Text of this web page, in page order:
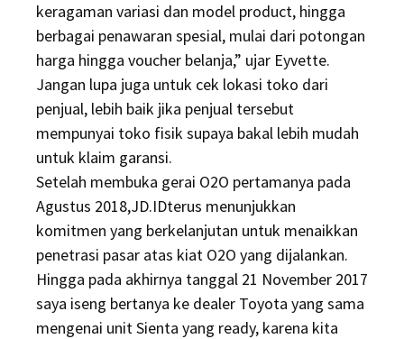
keragaman variasi dan model product, hingga
berbagai penawaran spesial, mulai dari potongan
harga hingga voucher belanja,” ujar Eyvette.
Jangan lupa juga untuk cek lokasi toko dari
penjual, lebih baik jika penjual tersebut
mempunyai toko fisik supaya bakal lebih mudah
untuk klaim garansi.
Setelah membuka gerai O2O pertamanya pada
Agustus 2018,JD.IDterus menunjukkan
komitmen yang berkelanjutan untuk menaikkan
penetrasi pasar atas kiat O2O yang dijalankan.
Hingga pada akhirnya tanggal 21 November 2017
saya iseng bertanya ke dealer Toyota yang sama
mengenai unit Sienta yang ready, karena kita